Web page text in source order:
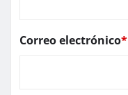
Correo electrónico*